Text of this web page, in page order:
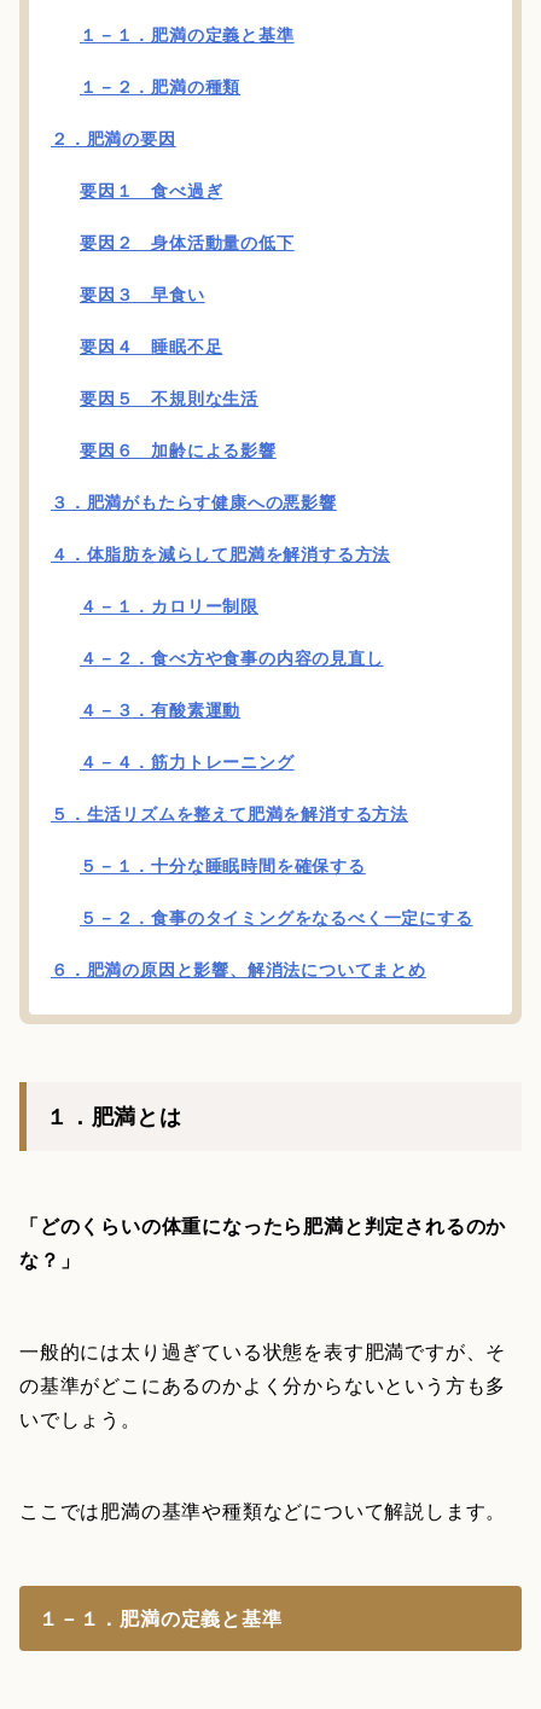
１－１．肥満の定義と基準
１－２．肥満の種類
２．肥満の要因
要因１ 食べ過ぎ
要因２ 身体活動量の低下
要因３ 早食い
要因４ 睡眠不足
要因５ 不規則な生活
要因６ 加齢による影響
３．肥満がもたらす健康への悪影響
４．体脂肪を減らして肥満を解消する方法
４－１．カロリー制限
４－２．食べ方や食事の内容の見直し
４－３．有酸素運動
４－４．筋力トレーニング
５．生活リズムを整えて肥満を解消する方法
５－１．十分な睡眠時間を確保する
５－２．食事のタイミングをなるべく一定にする
６．肥満の原因と影響、解消法についてまとめ
１．肥満とは
「どのくらいの体重になったら肥満と判定されるのか
な？」
一般的には太り過ぎている状態を表す肥満ですが、そ
の基準がどこにあるのかよく分からないという方も多
いでしょう。
ここでは肥満の基準や種類などについて解説します。
１－１．肥満の定義と基準